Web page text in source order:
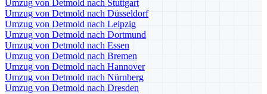
Umzug von Detmold nach Stuttgart
Umzug von Detmold nach Düsseldorf
Umzug von Detmold nach Leipzig
Umzug von Detmold nach Dortmund
Umzug von Detmold nach Essen
Umzug von Detmold nach Bremen
Umzug von Detmold nach Hannover
Umzug von Detmold nach Nürnberg
Umzug von Detmold nach Dresden